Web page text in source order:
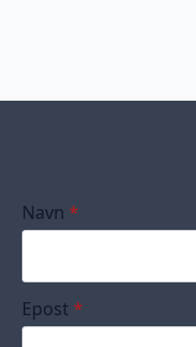
Navn *
Epost *